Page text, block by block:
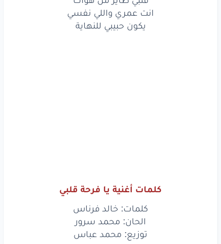
يلانرقصع الاغاني
قلبيطايرمن هواك
انت عمري واللي نفسي
يكون حبيبي للنهاية
كلمات أغنية يا فرحة قلبي
كلمات: خالد فرناس
الحان: محمد سرور
توزيع: محمد عباس